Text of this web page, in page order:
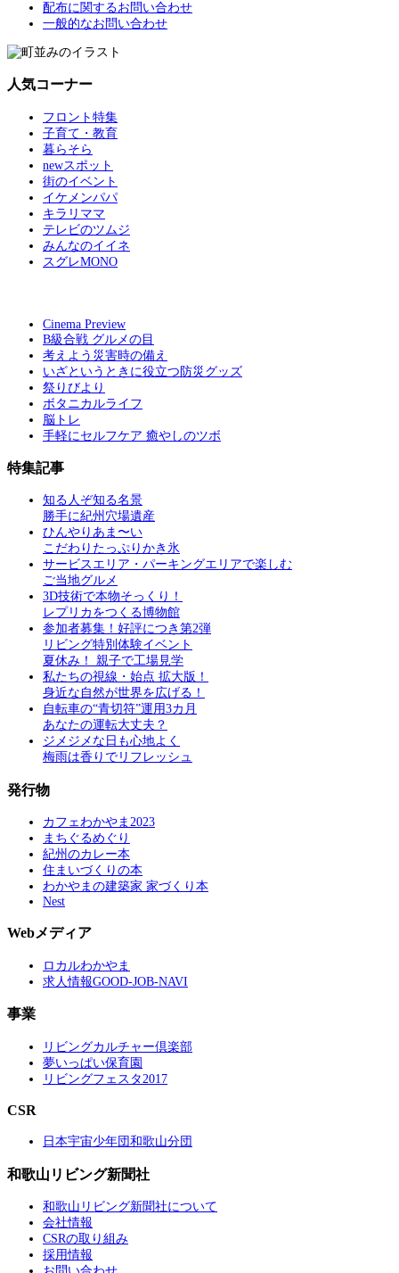
配布に関するお問い合わせ
一般的なお問い合わせ
人気コーナー
フロント特集
子育て・教育
暮らそら
newスポット
街のイベント
イケメンパパ
キラリママ
テレビのツムジ
みんなのイイネ
スグレMONO
Cinema Preview
B級合戦 グルメの目
考えよう災害時の備え
いざというときに役立つ防災グッズ
祭りびより
ボタニカルライフ
脳トレ
手軽にセルフケア 癒やしのツボ
特集記事
知る人ぞ知る名景
勝手に紀州穴場遺産
ひんやりあま〜い
こだわりたっぷりかき氷
サービスエリア・パーキングエリアで楽しむ
ご当地グルメ
3D技術で本物そっくり！
レプリカをつくる博物館
参加者募集！好評につき第2弾
リビング特別体験イベント
夏休み！ 親子で工場見学
私たちの視線・始点 拡大版！
身近な自然が世界を広げる！
自転車の“青切符”運用3カ月
あなたの運転大丈夫？
ジメジメな日も心地よく
梅雨は香りでリフレッシュ
発行物
カフェわかやま2023
まちぐるめぐり
紀州のカレー本
住まいづくりの本
わかやまの建築家 家づくり本
Nest
Webメディア
ロカルわかやま
求人情報GOOD-JOB-NAVI
事業
リビングカルチャー倶楽部
夢いっぱい保育園
リビングフェスタ2017
CSR
日本宇宙少年団和歌山分団
和歌山リビング新聞社
和歌山リビング新聞社について
会社情報
CSRの取り組み
採用情報